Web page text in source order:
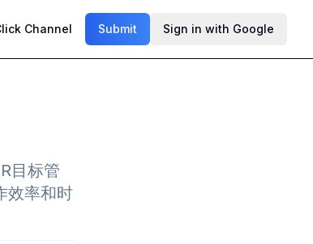
Channel Submit Sign in with Google
目标管
效率和时